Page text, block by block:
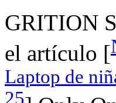
GRITION
el artículo [
Laptop de
25